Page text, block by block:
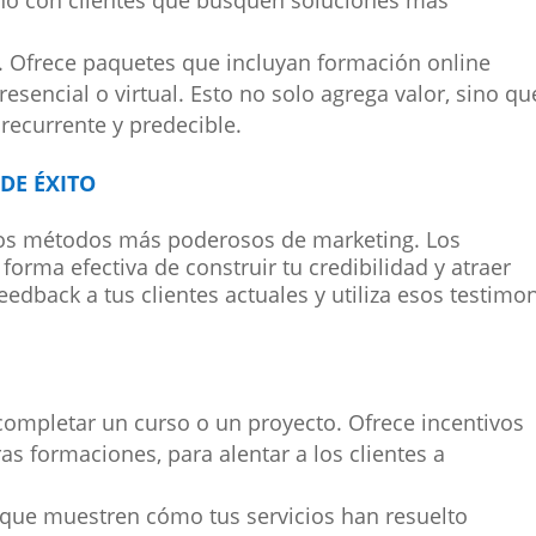
Ofrece paquetes que incluyan formación online
o virtual. Esto no solo agrega valor, sino
y predecible.
ÉXITO
métodos más poderosos de marketing. Los
efectiva de construir tu credibilidad y atraer
a tus clientes actuales y utiliza esos
un curso o un proyecto. Ofrece incentivos
formaciones, para alentar a los clientes a
muestren cómo tus servicios han resuelto